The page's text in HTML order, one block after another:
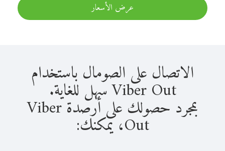
عرض الأسعار
الاتصال على الصومال باستخدام
Viber Out سهل للغاية.
بمجرد حصولك على أرصدة Viber
Out، يمكنك: